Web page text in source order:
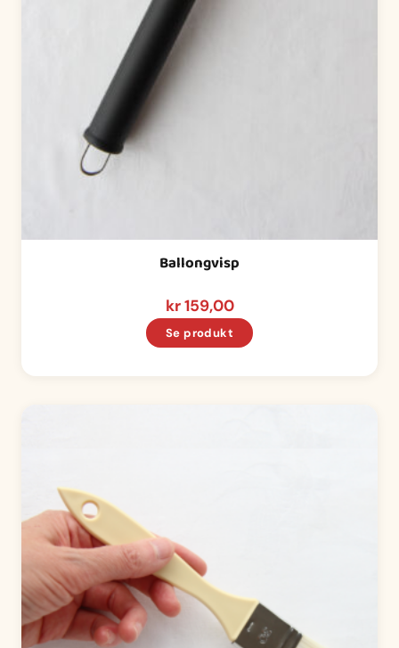
Ballongvisp
kr159,00
Se produkt